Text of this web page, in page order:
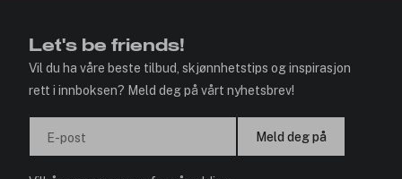
Let's be friends!
Vil du ha våre beste tilbud, skjønnhetstips og inspirasjon
rett i innboksen? Meld deg på vårt nyhetsbrev!
E-post Meld deg på